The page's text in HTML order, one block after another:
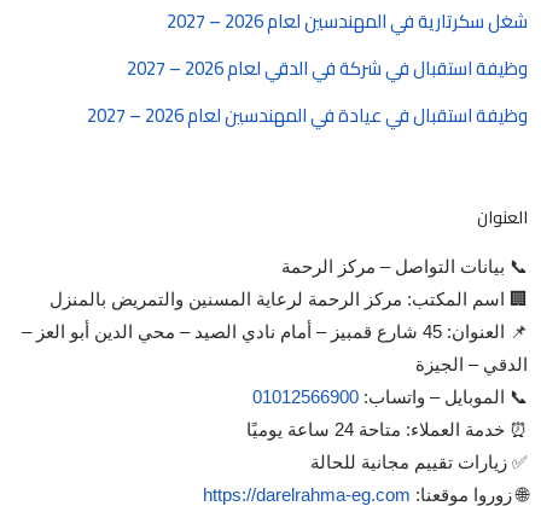
شغل سكرتارية في المهندسين لعام 2026 – 2027
وظيفة استقبال في شركة في الدقي لعام 2026 – 2027
وظيفة استقبال في عيادة في المهندسين لعام 2026 – 2027
العنوان
📞 بيانات التواصل – مركز الرحمة
🏢 اسم المكتب: مركز الرحمة لرعاية المسنين والتمريض بالمنزل
📌 العنوان: 45 شارع قمبيز – أمام نادي الصيد – محي الدين أبو العز –
الدقي – الجيزة
📞 الموبايل – واتساب:01012566900
⏰ خدمة العملاء: متاحة 24 ساعة يوميًا
✅ زيارات تقييم مجانية للحالة
🌐 زوروا موقعنا: https://darelrahma-eg.com